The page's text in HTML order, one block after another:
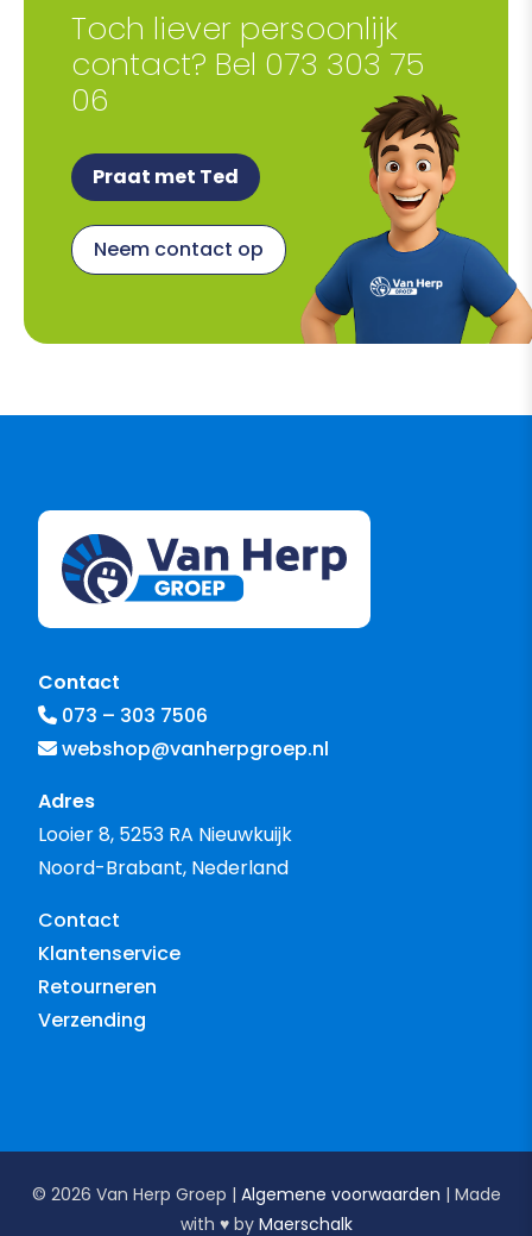
Toch liever persoonlijk
contact? Bel 073 303 75
06
Praat met Ted
Neem contact op
Contact
073 – 303 7506
webshop@vanherpgroep.nl
Adres
Looier 8, 5253 RA Nieuwkuijk
Noord-Brabant, Nederland
Contact
Klantenservice
Retourneren
Verzending
© 2026 Van Herp Groep | Algemene voorwaarden | Made
with ♥︎ by Maerschalk